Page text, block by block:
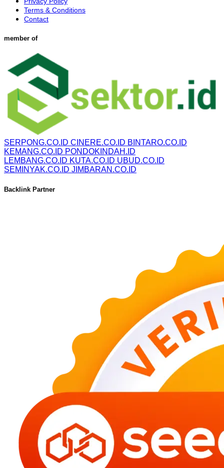
Terms & Conditions
Contact
member of
SERPONG.CO.ID CINERE.CO.ID BINTARO.CO.ID
KEMANG.CO.ID PONDOKINDAH.ID
LEMBANG.CO.ID KUTA.CO.ID UBUD.CO.ID
SEMINYAK.CO.ID JIMBARAN.CO.ID
Backlink Partner